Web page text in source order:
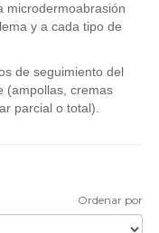
microdermoabrasión
y a cada tipo de
de seguimiento del
(ampollas, cremas
parcial o total).
Ordenar por